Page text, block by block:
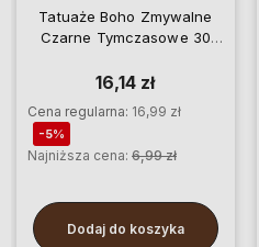
Tatuaże Boho Zmywalne
Czarne Tymczasowe 30
16,14 zł
Cena regularna: 16,99 zł
-5%
Najniższa cena: 6,99 zł
Dodaj do koszyka